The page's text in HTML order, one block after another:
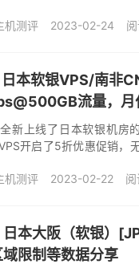
机测评
2023-02-24
本软银VPS/南非
流量，
新上线了日本软银机房
开启了5折优惠促销，
机测评
2023-02-22
本大阪（软银）
限制等数据分享